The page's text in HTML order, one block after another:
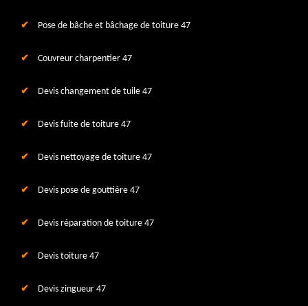
Pose de bâche et bâchage de toiture 47
Couvreur charpentier 47
Devis changement de tuile 47
Devis fuite de toiture 47
Devis nettoyage de toiture 47
Devis pose de gouttière 47
Devis réparation de toiture 47
Devis toiture 47
Devis zingueur 47